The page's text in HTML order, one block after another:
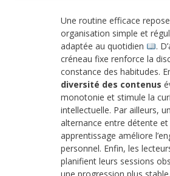
Une routine efficace
organisation simple et
adaptée au quotidien
.
créneau fixe renforce la
constance des habitudes.
diversité des contenus
monotonie et stimule la
intellectuelle. Par ailleurs,
alternance entre détente et
apprentissage améliore
personnel. Enfin, les
planifient leurs sessions